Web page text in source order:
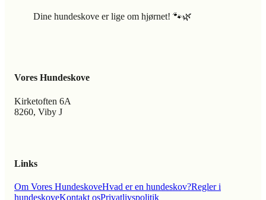
Dine hundeskove er lige om hjørnet! 🐾🌿
Vores Hundeskove
Kirketoften 6A
8260, Viby J
Links
Om Vores HundeskoveHvad er en hundeskov?Regler i
hundeskoveKontakt osPrivatlivspolitik